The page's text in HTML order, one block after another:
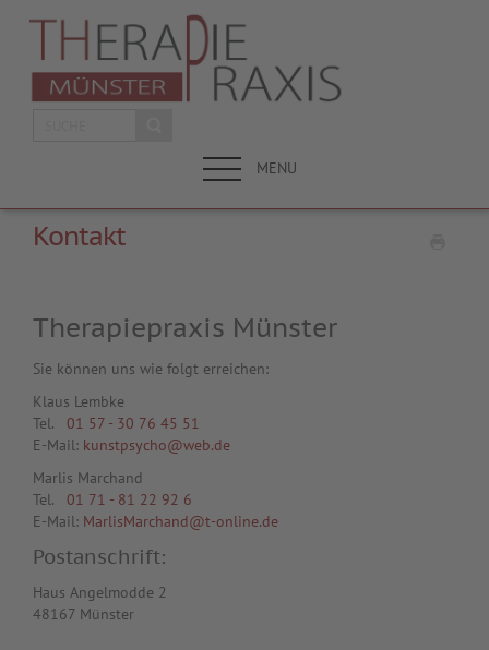
MENU
Kontakt
Therapiepraxis Münster
Sie können uns wie folgt erreichen:
Klaus Lembke
Tel. 01 57 - 30 76 45 51
E-Mail: kunstpsycho@web.de
Marlis Marchand
Tel. 01 71 - 81 22 92 6
E-Mail: MarlisMarchand@t-online.de
Postanschrift:
Haus Angelmodde 2
48167 Münster